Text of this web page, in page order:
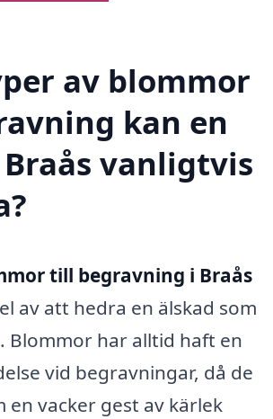
av blommor
kan en
vanligtvis
till begravning i Braås
av att hedra en älskad som
Blommor har alltid haft en
vid begravningar, då de
en vacker gest av kärlek